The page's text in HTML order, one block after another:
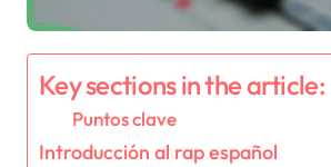
Key sections in the article:
Puntos clave
Introducción al rap español